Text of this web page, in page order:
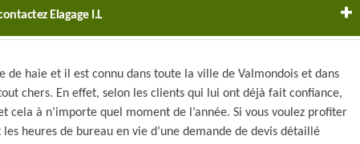
Elagage I.L
de haie et il est connu dans toute la ville de Valmondois et dans
chers. En effet, selon les clients qui lui ont déjà fait confiance,
cela à n’importe quel moment de l’année. Si vous voulez profiter
heures de bureau en vie d’une demande de devis détaillé